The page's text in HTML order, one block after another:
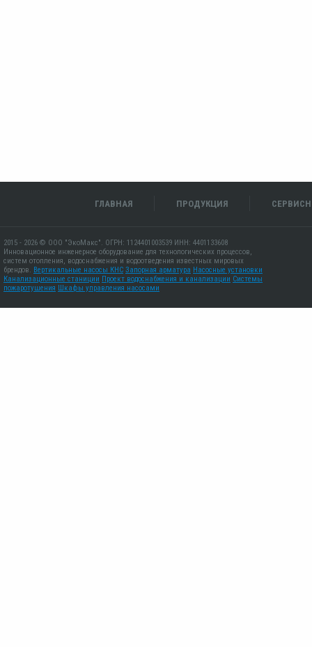
ГЛАВНАЯ ПРОДУКЦИЯ
2015 - 2026 © ООО "ЭкоМакс". ОГРН: 1124401003539 ИНН: 4401133608
Инновационное инженерное оборудование для технологических процессов,
систем отопления, водоснабжения и водоотведения известных мировых
брендов. Вертикальные насосы КНС Запорная арматура Насосные установки
Канализационные станиции Проект водоснабжения и канализации Системы
пожаротушения Шкафы управления насосами